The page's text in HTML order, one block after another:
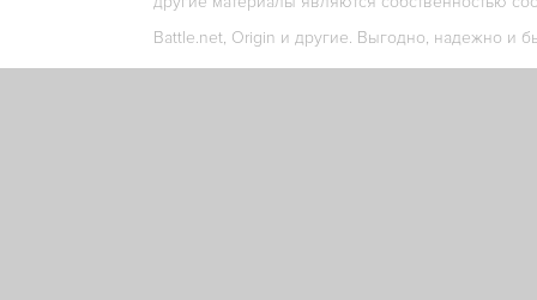
Battle.net, Origin и другие. Выгодно, надежно и